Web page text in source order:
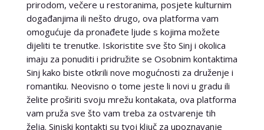
prirodom, večere u restoranima, posjete kulturnim
događanjima ili nešto drugo, ova platforma vam
omogućuje da pronađete ljude s kojima možete
dijeliti te trenutke. Iskoristite sve što Sinj i okolica
imaju za ponuditi i pridružite se Osobnim kontaktima
Sinj kako biste otkrili nove mogućnosti za druženje i
romantiku. Neovisno o tome jeste li novi u gradu ili
želite proširiti svoju mrežu kontakata, ova platforma
vam pruža sve što vam treba za ostvarenje tih
želja. Sinjski kontakti su tvoj ključ za upoznavanje